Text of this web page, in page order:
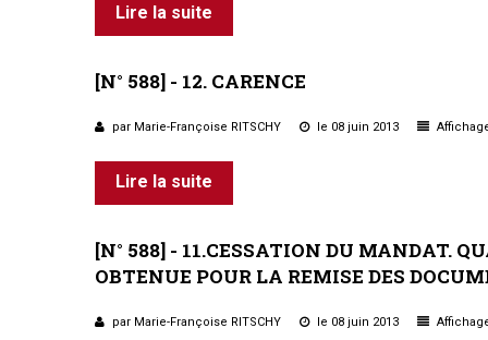
Lire la suite
[N° 588] - 12. CARENCE
par Marie-Françoise RITSCHY le 08 juin 2013
Lire la suite
[N° 588] - 11.CESSATION DU MANDAT.
OBTENUE POUR LA REMISE DES
par Marie-Françoise RITSCHY le 08 juin 2013